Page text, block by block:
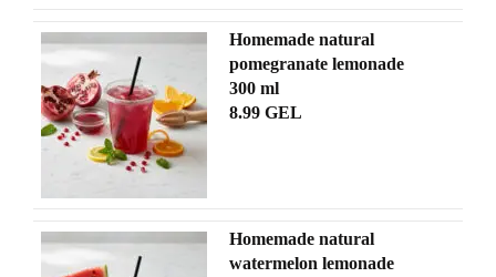
Homemade natural
pomegranate lemonade
300 ml
8.99 GEL
Homemade natural
watermelon lemonade